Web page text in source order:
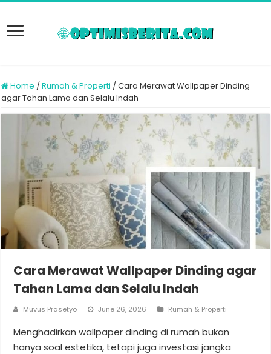
Home /Rumah & Properti /Cara Merawat Wallpaper Dinding
agar Tahan Lama dan Selalu Indah
Cara Merawat Wallpaper Dinding agar
Tahan Lama dan Selalu Indah
Muvus Prasetyo June 26, 2026 Rumah & Properti
Menghadirkan wallpaper dinding di rumah bukan
hanya soal estetika, tetapi juga investasi jangka